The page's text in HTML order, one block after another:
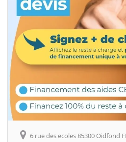
6 rue des ecoles 85300 Oidfond